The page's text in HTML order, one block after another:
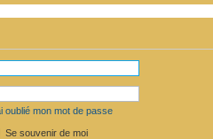
oublié mon mot de passe
Se souvenir de moi